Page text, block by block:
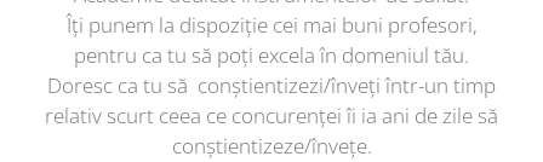
Îți punem la dispoziție cei mai buni profesori,
pentru ca tu să poți excela în domeniul tău.
Doresc ca tu să conștientizezi/înveți într-un timp
relativ scurt ceea ce concurenței îi ia ani de zile să
conștientizeze/învețe.